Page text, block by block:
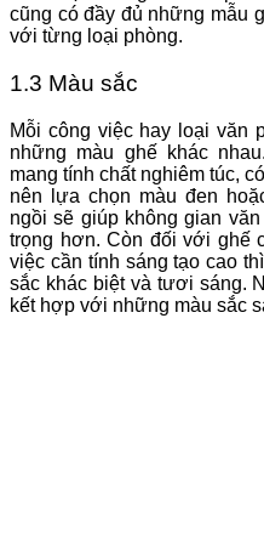
cũng có đầy đủ những mẫu
với từng loại phòng.
1.3 Màu sắc
Mỗi công việc hay loại văn
những màu ghế khác
mang tính chất nghiêm túc,
nên lựa chọn màu đen
ngồi sẽ giúp không gian
trọng hơn. Còn đối với ghế
việc cần tính sáng tạo cao
sắc khác biệt và tươi sáng.
kết hợp với những màu sắc